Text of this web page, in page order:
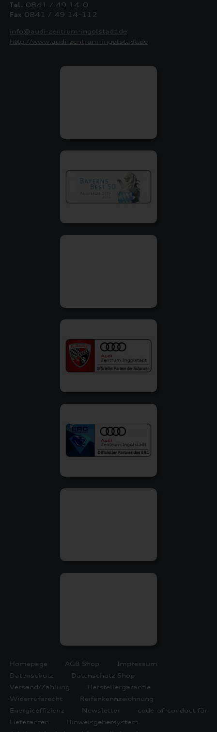
Tel. 0841 / 49 14-0
Fax 0841 / 49 14-112
info@audi-zentrum-ingolstadt.de
http://www.audi-zentrum-ingolstadt.de
Homepage AGB Shop
Impressum
Datenschutz
Datenschutz Shop
Versand/Zahlung
Herstellergarantie
Widerrufsrecht
Reifenkennzeichnung
Energieeffizienz
Newsletter
code-of-conduct für
Lieferanten
Hinweisgebersystem